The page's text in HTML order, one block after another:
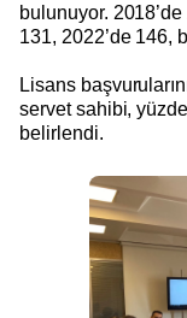
bulunuyor.
131, 2022’de 146,
Lisans
servet sahibi,
belirlendi.